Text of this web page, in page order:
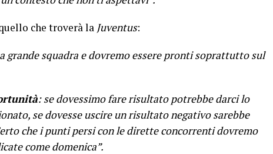
che troverà la Juventus:
grande squadra e dovremo essere pronti soprattutto sul
: se dovessimo fare risultato potrebbe darci lo
se dovesse uscire un risultato negativo sarebbe
che i punti persi con le dirette concorrenti dovremo
come domenica”.